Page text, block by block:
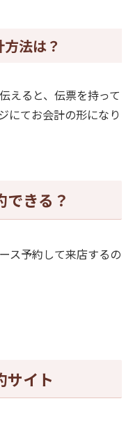
法は？
えると、伝票を持って
にてお会計の形になり
できる？
ス予約して来店するの
サイト